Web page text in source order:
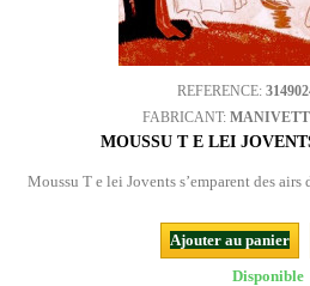
REFERENCE:
FABRICANT:
MOUSSU T E LEI
Moussu T e lei Jovents s’emparent des airs
Ajouter au panier
Disponible